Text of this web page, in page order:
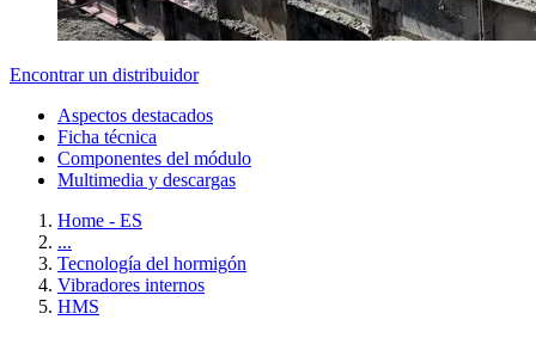
Encontrar un distribuidor
Aspectos destacados
Ficha técnica
Componentes del módulo
Multimedia y descargas
Home - ES
...
Tecnología del hormigón
Vibradores internos
HMS